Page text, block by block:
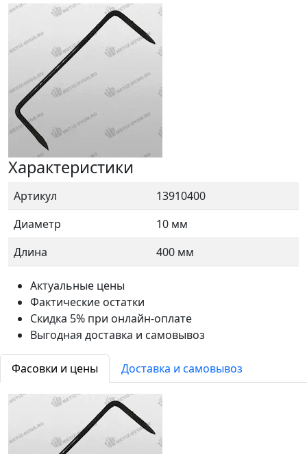
Характеристики
Артикул
13910400
Диаметр
10 мм
Длина
400 мм
Актуальные цены
Фактические остатки
Скидка 5% при онлайн-оплате
Выгодная доставка и самовывоз
Фасовки и цены Доставка и самовывоз